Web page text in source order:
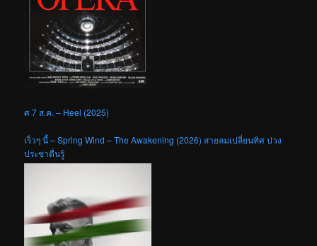
ศ 7 ส.ค. – Heel (2025)
เร็วๆ นี้ – Spring Wind – The Awakening (2026) สายลมเปลี่ยนทิศ ปวง
ประชาตื่นรู้